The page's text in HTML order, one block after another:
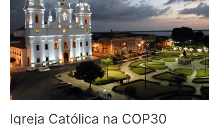
Igreja Católica na COP30
COP30